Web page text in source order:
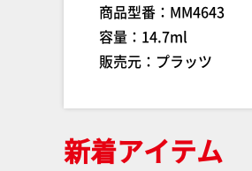
商品型番：MM4643
容量：14.7ml
販売元：プラッツ
新着アイテム